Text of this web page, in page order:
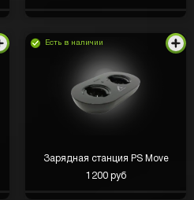
Есть в наличии
Зарядная станция PS Move
1200 руб